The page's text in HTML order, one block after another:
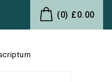
(0) £0.00